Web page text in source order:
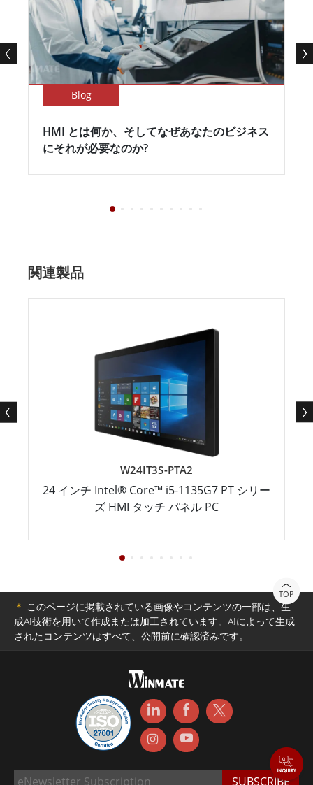
Blog
HMI とは何か、そしてなぜあなたのビジネス
にそれが必要なのか?
関連製品
W24IT3S-PTA2
24 インチ Intel® Core™ i5-1135G7 PT シリー
ズ HMI タッチ パネル PC
TOP
＊ このページに掲載されている画像やコンテンツの一部は、生
成AI技術を用いて作成または加工されています。AIによって生成
されたコンテンツはすべて、公開前に確認済みです。